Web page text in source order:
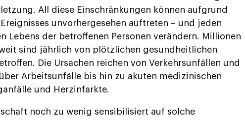
All diese Einschränkungen können aufgrund
unvorhergesehen auftreten – und jeden
Lebens der betroffenen Personen verändern. Millionen
sind jährlich von plötzlichen gesundheitlichen
Die Ursachen reichen von Verkehrsunfällen und
Arbeitsunfälle bis hin zu akuten medizinischen
und Herzinfarkte.
noch zu wenig sensibilisiert auf solche